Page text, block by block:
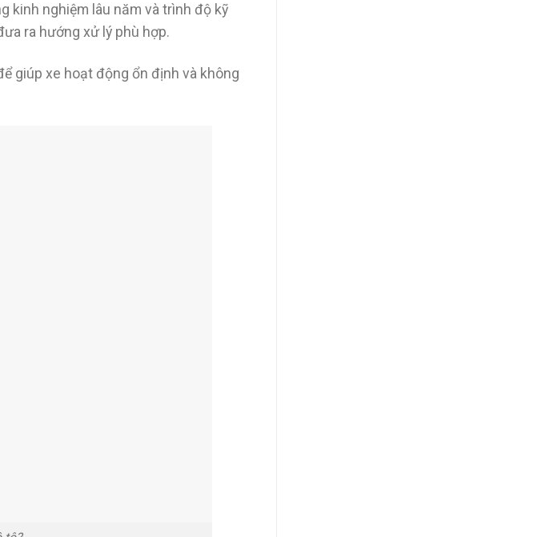
kinh nghiệm lâu năm và trình độ kỹ
ra hướng xử lý phù hợp.
giúp xe hoạt động ổn định và không